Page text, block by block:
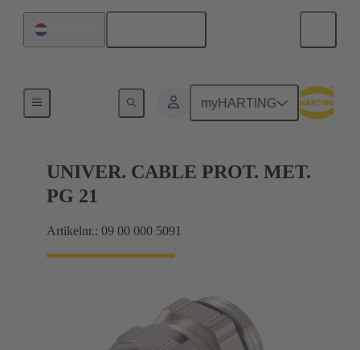
myHARTING
UNIVER. CABLE PROT. MET.
PG 21
Artikelnr.: 09 00 000 5091